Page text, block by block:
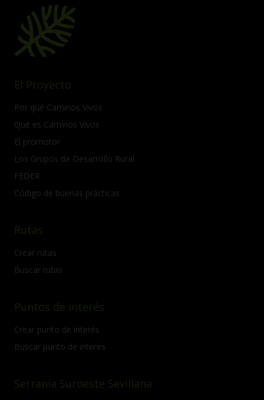
El Proyecto
Por qué Caminos Vivos
Qué es Caminos Vivos
El promotor
Los Grupos de Desarrollo Rural
FEDER
Código de buenas prácticas
Rutas
Crear rutas
Buscar rutas
Puntos de interés
Crear punto de interés
Buscar punto de interés
Serranía Suroeste Sevillana